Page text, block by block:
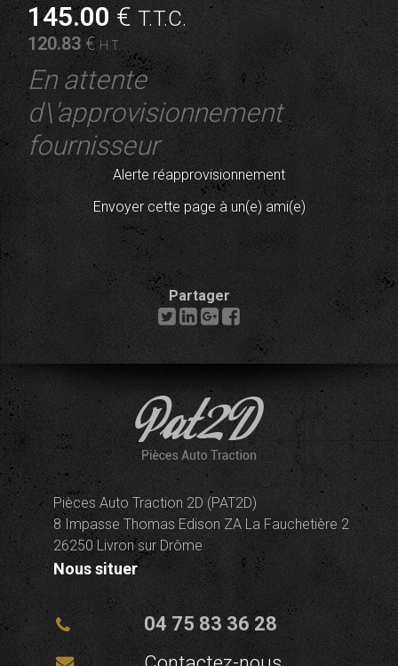
145.00€T.T.C.
120.83€H.T.
En attente
d\'approvisionnement
fournisseur
Alerte réapprovisionnement
Envoyer cette page à un(e) ami(e)
Partager
Pièces Auto Traction 2D (PAT2D)
8 Impasse Thomas Edison ZA La Fauchetière 2
26250 Livron sur Drôme
Nous situer
04 75 83 36 28